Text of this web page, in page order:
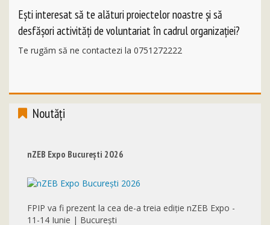
Eşti interesat să te alături proiectelor noastre şi să
desfăşori activităţi de voluntariat în cadrul organizaţiei?
Te rugăm să ne contactezi la 0751272222
Noutăţi
nZEB Expo București 2026
FPIP va fi prezent la cea de-a treia ediție nZEB Expo -
11-14 Iunie | București